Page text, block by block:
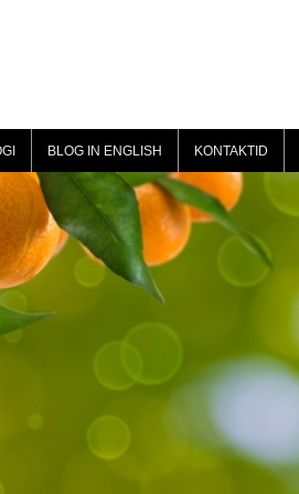
BLOG IN ENGLISH KONTAKTID